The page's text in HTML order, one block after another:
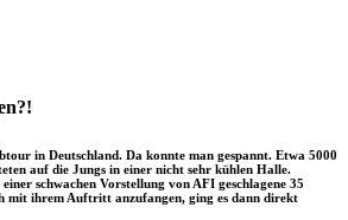
in Deutschland. Da konnte man gespannt. Etwa 5000
auf die Jungs in einer nicht sehr kühlen Halle.
schwachen Vorstellung von AFI geschlagene 35
mit ihrem Auftritt anzufangen, ging es dann direkt